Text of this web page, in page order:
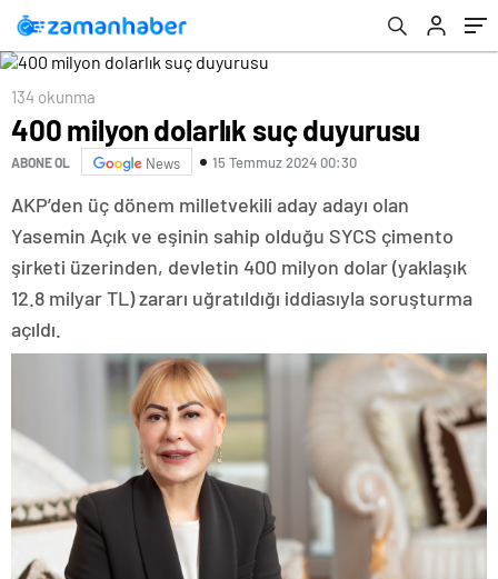
134 okunma
400 milyon dolarlık suç duyurusu
ABONE OL News 15 Temmuz 2024 00:30
AKP’den üç dönem milletvekili aday adayı olan
Yasemin Açık ve eşinin sahip olduğu SYCS çimento
şirketi üzerinden, devletin 400 milyon dolar (yaklaşık
12.8 milyar TL) zararı uğratıldığı iddiasıyla soruşturma
açıldı.